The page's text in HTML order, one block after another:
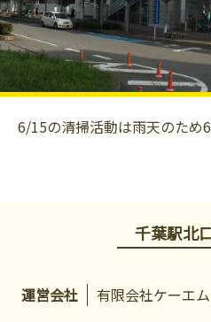
6/15の清掃活動は雨天のため
千葉駅北
運営会社
有限会社ケーエ